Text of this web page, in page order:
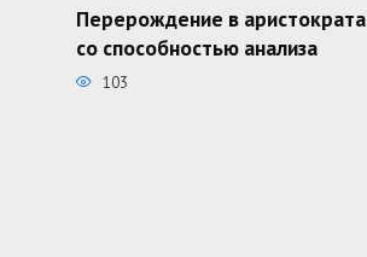
Перерождение в аристократа
со способностью анализа
103